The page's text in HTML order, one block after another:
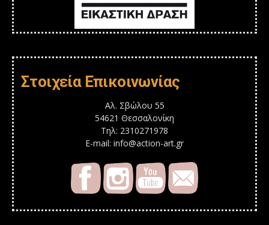
Στοιχεία Επικοινωνίας
Αλ. Σβώλου 55
54621 Θεσσαλονίκη
Τηλ: 2310271978
E-mail: info@action-art.gr